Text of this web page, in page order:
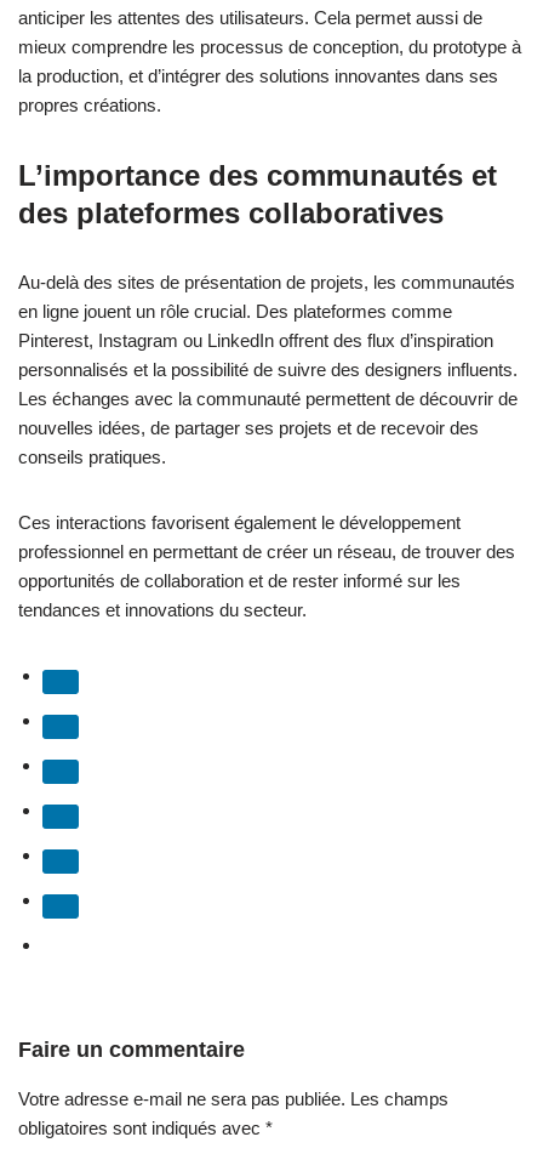
anticiper les attentes des utilisateurs. Cela permet aussi de
mieux comprendre les processus de conception, du prototype à
la production, et d’intégrer des solutions innovantes dans ses
propres créations.
L’importance des communautés et
des plateformes collaboratives
Au-delà des sites de présentation de projets, les communautés
en ligne jouent un rôle crucial. Des plateformes comme
Pinterest, Instagram ou LinkedIn offrent des flux d’inspiration
personnalisés et la possibilité de suivre des designers influents.
Les échanges avec la communauté permettent de découvrir de
nouvelles idées, de partager ses projets et de recevoir des
conseils pratiques.
Ces interactions favorisent également le développement
professionnel en permettant de créer un réseau, de trouver des
opportunités de collaboration et de rester informé sur les
tendances et innovations du secteur.
Faire un commentaire
Votre adresse e-mail ne sera pas publiée. Les champs
obligatoires sont indiqués avec *